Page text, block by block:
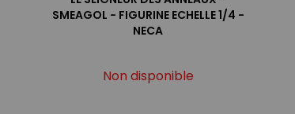
SMEAGOL - FIGURINE ECHELLE 1/4 -
NECA
Non disponible